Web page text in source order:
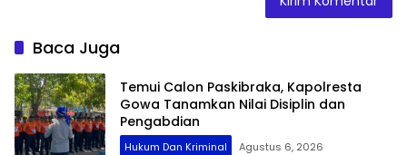
Baca Juga
Temui Calon Paskibraka, Kapolresta
Gowa Tanamkan Nilai Disiplin dan
Pengabdian
Hukum Dan Kriminal Agustus 6, 2026